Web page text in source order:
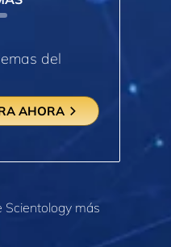
del
AHORA
Scientology más